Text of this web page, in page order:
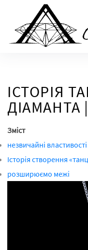
ІСТОРІЯ
ДІАМАНТА
Зміст
незвичайні властивості
Історія створення
розширюємо межі